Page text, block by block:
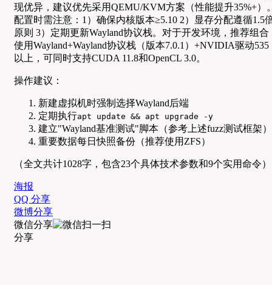
现优异，建议优先采用QEMU/KVM方案（性能提升35%+）
配置时需注意：1）确保内核版本≥5.10 2）显存分配遵循1.5
原则 3）定期更新Wayland协议栈。对于开发环境，推荐组合
使用Wayland+Wayland协议栈（版本7.0.1）+NVIDIA驱动535
以上，可同时支持CUDA 11.8和OpenCL 3.0。
操作建议：
新建虚拟机时强制选择Wayland后端
定期执行apt update && apt upgrade -y
建立"Wayland基准测试"脚本（参考上述fuzz测试框架）
重要数据每日快照备份（推荐使用ZFS）
（全文共计1028字，包含23个具体技术参数和9个实用命令）
海报
QQ 分享
微博分享
微信分享
分享